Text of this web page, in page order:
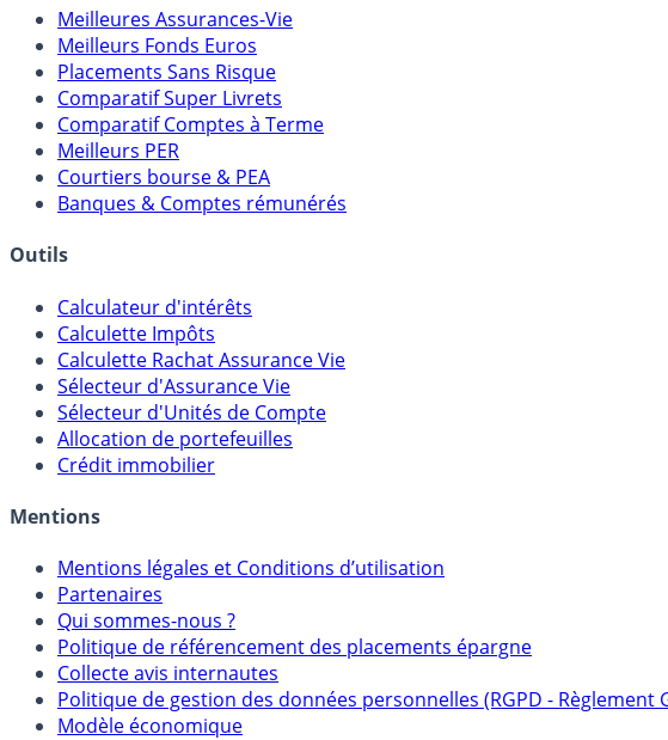
Meilleures Assurances-Vie
Meilleurs Fonds Euros
Placements Sans Risque
Comparatif Super Livrets
Comparatif Comptes à Terme
Meilleurs PER
Courtiers bourse & PEA
Banques & Comptes rémunérés
Outils
Calculateur d'intérêts
Calculette Impôts
Calculette Rachat Assurance Vie
Sélecteur d'Assurance Vie
Sélecteur d'Unités de Compte
Allocation de portefeuilles
Crédit immobilier
Mentions
Mentions légales et Conditions d’utilisation
Partenaires
Qui sommes-nous ?
Politique de référencement des placements épargne
Collecte avis internautes
Politique de gestion des données personnelles (RGPD -
Modèle économique